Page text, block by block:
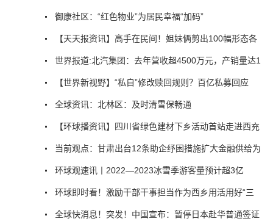
御康社区：“红色物业”为居民幸福“加码”
【天天报资讯】高手在民间！姐妹俩剪出100幅形态各
世界报道:北汽集团：去年营收超4500万元，产销量达1
【世界新视野】“私自”修改赎回规则？百亿私募回应
全球资讯：北林区：及时清雪保畅通
【环球播资讯】四川省绿色建材下乡活动首站走进西充
当前观点：甘肃出台12条助企纾困措施扩大金融供给为
环球观速讯丨2022—2023冰雪季游客量预计超3亿
环球即时看！激励干部干事担当作为西乡用活用好“三
全球快消息！突发！中国宣布：暂停日本赴华普通签证